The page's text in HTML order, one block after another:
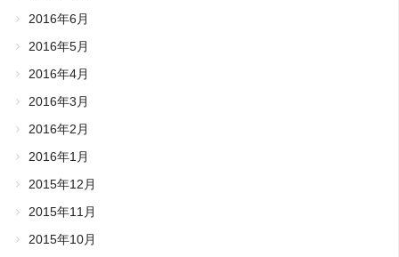
2016年6月
2016年5月
2016年4月
2016年3月
2016年2月
2016年1月
2015年12月
2015年11月
2015年10月